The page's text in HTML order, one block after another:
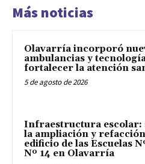
Más noticias
Olavarría incorporó
ambulancias y
fortalecer la atención
5 de agosto de 2026
Infraestructura escolar:
la ampliación y
edificio de las Escuelas
Nº 14 en Olavarría